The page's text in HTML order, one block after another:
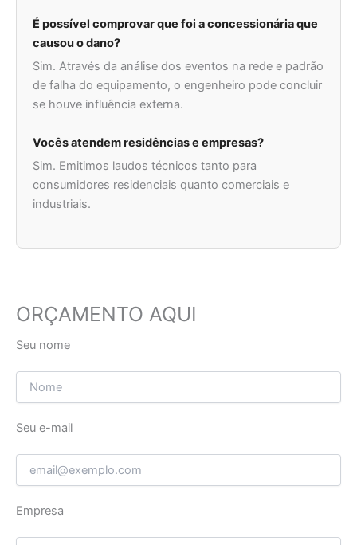
É possível comprovar que foi a concessionária que
causou o dano?
Sim. Através da análise dos eventos na rede e padrão
de falha do equipamento, o engenheiro pode concluir
se houve influência externa.
Vocês atendem residências e empresas?
Sim. Emitimos laudos técnicos tanto para
consumidores residenciais quanto comerciais e
industriais.
ORÇAMENTO AQUI
Seu nome
Seu e-mail
Empresa